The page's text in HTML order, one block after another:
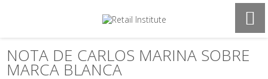
NOTA DE CARLOS MARINA SOBRE
MARCA BLANCA